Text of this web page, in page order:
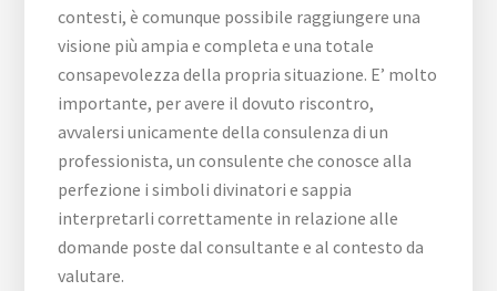
contesti, è comunque possibile raggiungere una
visione più ampia e completa e una totale
consapevolezza della propria situazione. E’ molto
importante, per avere il dovuto riscontro,
avvalersi unicamente della consulenza di un
professionista, un consulente che conosce alla
perfezione i simboli divinatori e sappia
interpretarli correttamente in relazione alle
domande poste dal consultante e al contesto da
valutare.